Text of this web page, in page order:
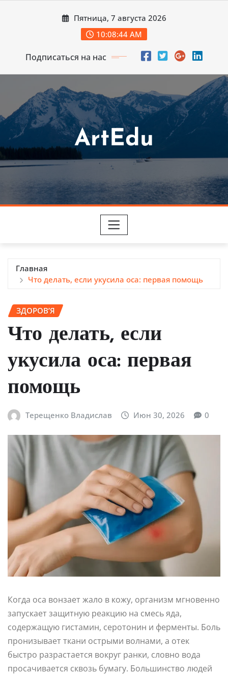
Пятница, 7 августа 2026
10:08:46 AM
Подписаться на нас
ArtEdu
Главная
Что делать, если укусила оса: первая помощь
ЗДОРОВ’Я
Что делать, если
укусила оса: первая
помощь
Терещенко Владислав Июн 30, 2026 0
Когда оса вонзает жало в кожу, организм мгновенно
запускает защитную реакцию на смесь яда,
содержащую гистамин, серотонин и ферменты. Боль
пронизывает ткани острыми волнами, а отек
быстро разрастается вокруг ранки, словно вода
просачивается сквозь бумагу. Большинство людей